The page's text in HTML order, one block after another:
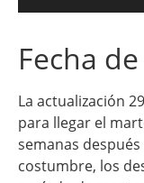
Fecha
La actualización
para llegar el
semanas después
costumbre, los